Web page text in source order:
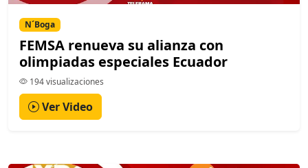
N´Boga
FEMSA renueva su alianza con
olimpiadas especiales Ecuador
194 visualizaciones
Ver Video